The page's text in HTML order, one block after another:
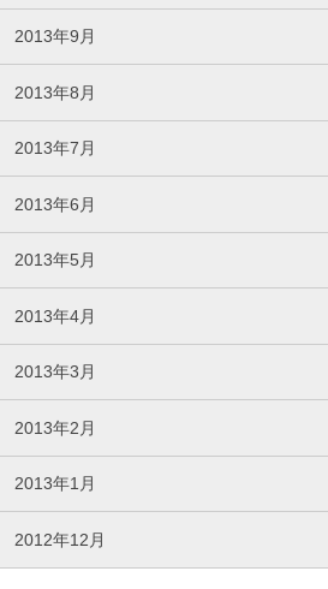
2013年9月
2013年8月
2013年7月
2013年6月
2013年5月
2013年4月
2013年3月
2013年2月
2013年1月
2012年12月